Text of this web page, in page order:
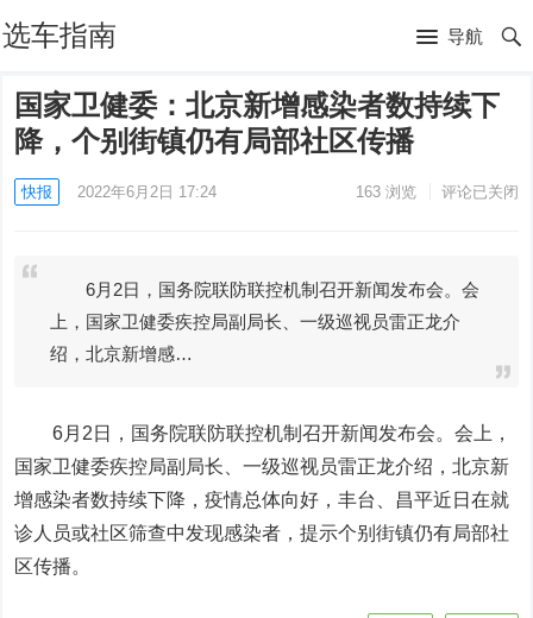
选车指南 导航
国家卫健委：北京新增感染者数持续下
降，个别街镇仍有局部社区传播
快报 2022年6月2日 17:24 163浏览 评论已关闭
6月2日，国务院联防联控机制召开新闻发布会。会
上，国家卫健委疾控局副局长、一级巡视员雷正龙介
绍，北京新增感…
6月2日，国务院联防联控机制召开新闻发布会。会上，
国家卫健委疾控局副局长、一级巡视员雷正龙介绍，北京新
增感染者数持续下降，疫情总体向好，丰台、昌平近日在就
诊人员或社区筛查中发现感染者，提示个别街镇仍有局部社
区传播。